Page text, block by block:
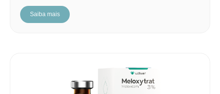
Saiba mais